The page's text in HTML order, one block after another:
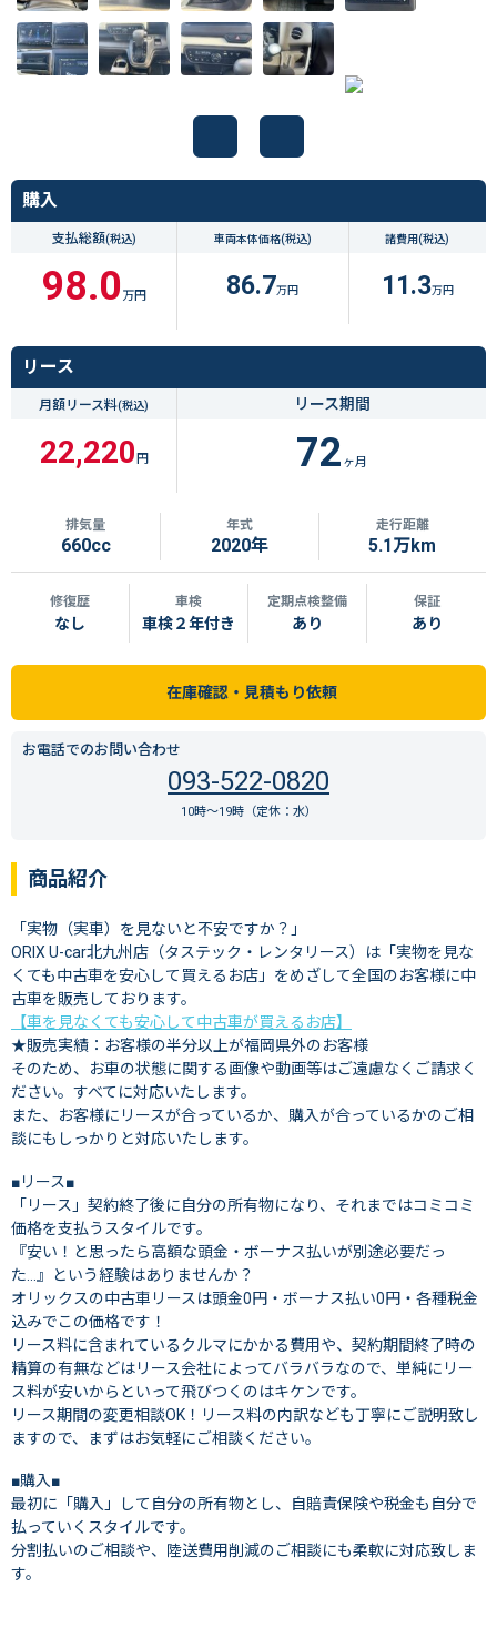
購入
支払総額(税込)
98.0 万円
車両本体価格(税込)
86.7万円
諸費用(税込)
11.3万円
リース
月額リース料(税込)
22,220 円
リース期間
72 ヶ月
排気量
660cc
年式
2020年
走行距離
5.1万km
修復歴
なし
車検
車検２年付き
定期点検整備
あり
保証
あり
在庫確認・見積もり依頼
お電話でのお問い合わせ
093-522-0820
10時〜19時（定休：水）
商品紹介
「実物（実車）を見ないと不安ですか？」
ORIX U-car北九州店（タステック・レンタリース）は「実物を見な
くても中古車を安心して買えるお店」をめざして全国のお客様に中
古車を販売しております。
【車を見なくても安心して中古車が買えるお店】
★販売実績：お客様の半分以上が福岡県外のお客様
そのため、お車の状態に関する画像や動画等はご遠慮なくご請求く
ださい。すべてに対応いたします。
また、お客様にリースが合っているか、購入が合っているかのご相
談にもしっかりと対応いたします。
■リース■
「リース」契約終了後に自分の所有物になり、それまではコミコミ
価格を支払うスタイルです。
『安い！と思ったら高額な頭金・ボーナス払いが別途必要だっ
た…』という経験はありませんか？
オリックスの中古車リースは頭金0円・ボーナス払い0円・各種税金
込みでこの価格です！
リース料に含まれているクルマにかかる費用や、契約期間終了時の
精算の有無などはリース会社によってバラバラなので、単純にリー
ス料が安いからといって飛びつくのはキケンです。
リース期間の変更相談OK！リース料の内訳なども丁寧にご説明致し
ますので、まずはお気軽にご相談ください。
■購入■
最初に「購入」して自分の所有物とし、自賠責保険や税金も自分で
払っていくスタイルです。
分割払いのご相談や、陸送費用削減のご相談にも柔軟に対応致しま
す。